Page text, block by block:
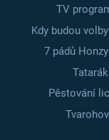
TV
Kdy budou volby
7 pádů
Pěstování